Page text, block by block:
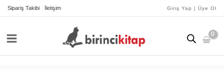
İçeriğe
Sipariş Takibi İletişim Giriş Yap | Üye Ol